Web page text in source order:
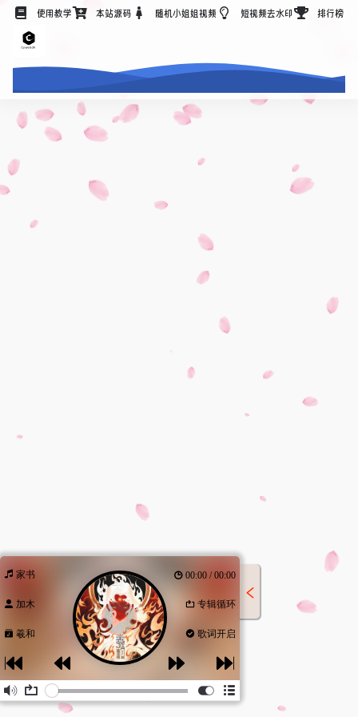
使用教学 本站源码 随机小姐姐视频 短视频去水印 排行榜
家书 00:00 / 00:00
加木 专辑循环
羲和 歌词开启